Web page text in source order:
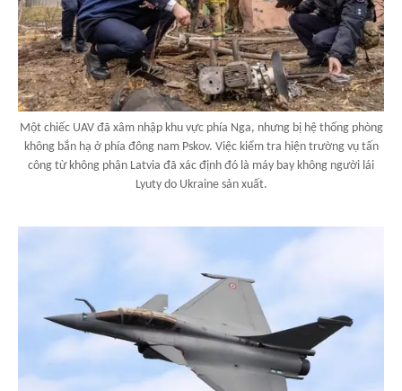
Một chiếc UAV đã xâm nhập khu vực phía Nga, nhưng bị hệ thống phòng
không bắn hạ ở phía đông nam Pskov. Việc kiểm tra hiện trường vụ tấn
công từ không phận Latvia đã xác định đó là máy bay không người lái
Lyuty do Ukraine sản xuất.